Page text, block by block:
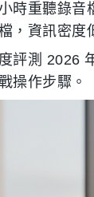
時重聽錄
，資訊密度
評測 2026
操作步驟。